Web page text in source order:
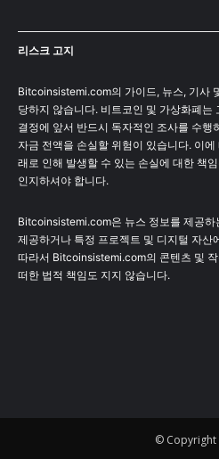
리스크 고지
Bitcoinsistemi.com의 가이드, 뉴스, 기사
당하지 않습니다. 비트코인 및 가상화폐는
결정에 앞서 반드시 독자적인 조사를 수행
자금 전액을 손실할 위험이 있습니다. 이
래로 인해 발생할 수 있는 손실에 대한 책
인지하셔야 합니다.
Bitcoinsistemi.com은 뉴스 정보를 제공하
제공하거나 특정 프로젝트 및 디지털 자산
따라서 Bitcoinsistemi.com의 콘텐츠 및
떠한 법적 책임도 지지 않습니다.
© Copyright